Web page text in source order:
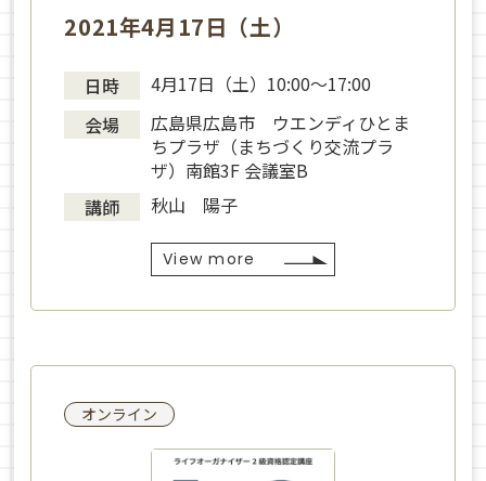
2021年4月17日（土）
日時
4月17日（土）10:00～17:00
会場
広島県広島市 ウエンディひとま
ちプラザ（まちづくり交流プラ
ザ）南館3F 会議室B
講師
秋山 陽子
View more
オンライン